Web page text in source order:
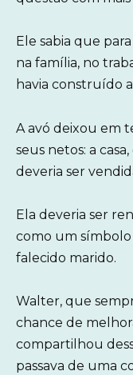
Ele sabia que
na família, no
havia construído
A avó deixou em
seus netos: a
deveria ser
Ela deveria ser
como um símbolo
falecido marido.
Walter, que
chance de
compartilhou
passava de uma